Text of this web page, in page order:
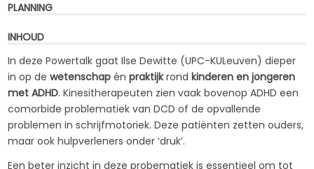
PLANNING
INHOUD
In deze Powertalk gaat Ilse Dewitte (UPC-KULeuven) dieper
in op dewetenschapénpraktijkrondkinderen en jongeren
met ADHD. Kinesitherapeuten zien vaak bovenop ADHD een
comorbide problematiek van DCD of de opvallende
problemen in schrijfmotoriek. Deze patiënten zetten ouders,
maar ook hulpverleners onder ‘druk’.
Een beter inzicht in deze probematiek is essentieel om tot